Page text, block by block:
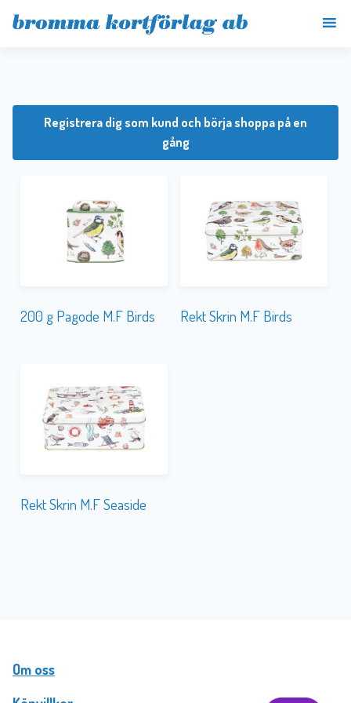
Registrera dig som kund och börja shoppa på en
gång
200 g Pagode M.F Birds Rekt Skrin M.F Birds
Rekt Skrin M.F Seaside
Om oss